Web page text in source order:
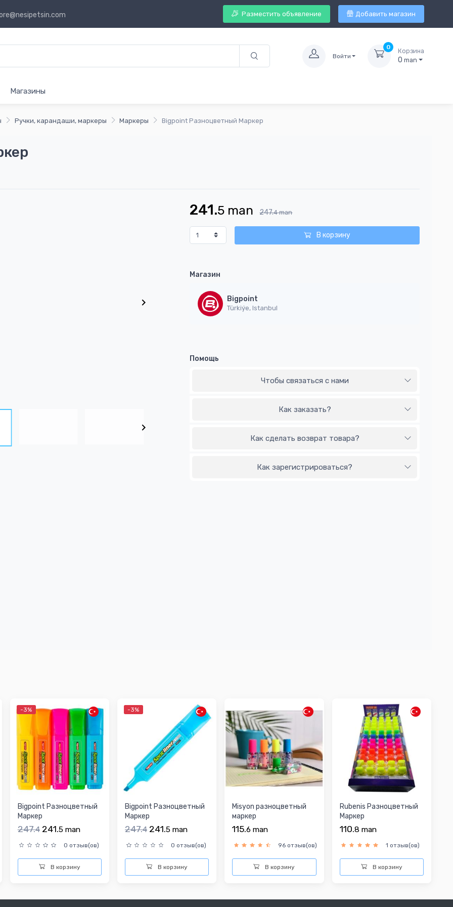
Разместить объявление Добавить магазин
Войти
0
Корзина
0 man
Магазины
Ручки, карандаши, маркеры Маркеры Bigpoint Разноцветный Маркер
241.5 man 247.4 man
В корзину
Магазин
Bigpoint
Türkiýe, Istanbul
Помощь
Чтобы связаться с нами
Как заказать?
Как сделать возврат товара?
Как зарегистрироваться?
-3%
Bigpoint Разноцветный
Маркер
247.4 241.5 man
0 отзыв(ов)
В корзину
-3%
Bigpoint Разноцветный
Маркер
247.4 241.5 man
0 отзыв(ов)
В корзину
Misyon разноцветный
маркер
115.6 man
96 отзыв(ов)
В корзину
Rubenis Разноцветный
Маркер
110.8 man
1 отзыв(ов)
В корзину